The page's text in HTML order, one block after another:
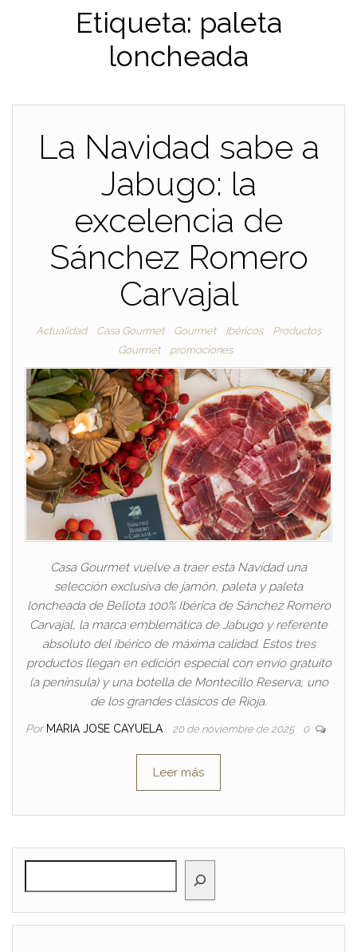
Etiqueta: paleta
loncheada
La Navidad sabe a
Jabugo: la
excelencia de
Sánchez Romero
Carvajal
Actualidad Casa Gourmet Gourmet Ibéricos
Productos
Gourmet
promociones
Casa Gourmet vuelve a traer esta Navidad una
selección exclusiva de jamón, paleta y paleta
loncheada de Bellota 100% Ibérica de Sánchez Romero
Carvajal, la marca emblemática de Jabugo y referente
absoluto del ibérico de máxima calidad. Estos tres
productos llegan en edición especial con envío gratuito
(a península) y una botella de Montecillo Reserva, uno
de los grandes clásicos de Rioja.
Por MARIA JOSE CAYUELA 20 de noviembre de 2025 0
Leer más